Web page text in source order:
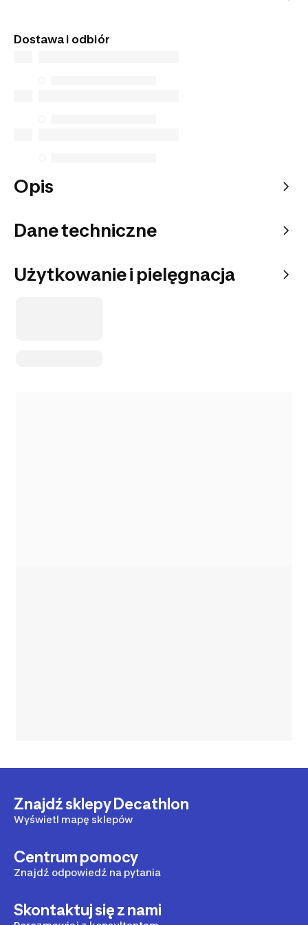
do wybranego punktu odbioru.
Dostawa i odbiór
Opis
Dane techniczne
Użytkowanie i pielęgnacja
Znajdź sklepy Decathlon
Wyświetl mapę sklepów
Centrum pomocy
Znajdź odpowiedź na pytania
Skontaktuj się z nami